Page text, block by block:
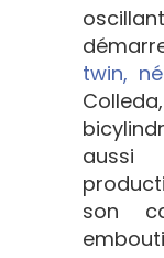
twin,
son